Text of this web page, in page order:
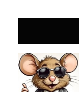
naar
inhoud